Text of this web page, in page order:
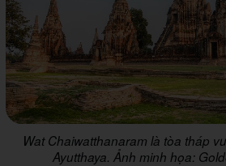
Wat Chaiwatthanaram là tòa tháp
Ayutthaya. Ảnh minh họa: